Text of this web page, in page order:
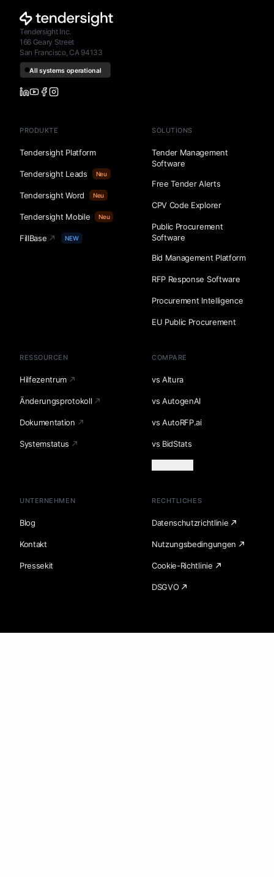
Tendersight Inc.
166 Geary Street
San Francisco, CA 94133
PRODUKTE
Tendersight Platform
Tendersight Leads Neu
Tendersight Word Neu
Tendersight Mobile Neu
FillBase NEW
SOLUTIONS
Tender Management
Software
Free Tender Alerts
CPV Code Explorer
Public Procurement
Software
Bid Management Platform
RFP Response Software
Procurement Intelligence
EU Public Procurement
RESSOURCEN
Hilfezentrum
Änderungsprotokoll
Dokumentation
Systemstatus
COMPARE
vs Altura
vs AutogenAI
vs AutoRFP.ai
vs BidStats
UNTERNEHMEN
Blog
Kontakt
Pressekit
RECHTLICHES
Datenschutzrichtlinie
Nutzungsbedingungen
Cookie-Richtlinie
DSGVO